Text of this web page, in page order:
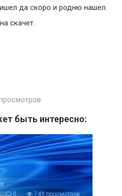
да скоро и родню нашел.
скачет.
быть интересно:
0
749 просмотров